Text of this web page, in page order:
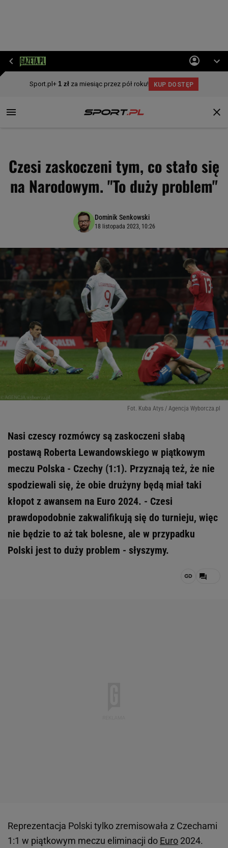
Czesi zaskoczeni tym, co stało się
na Narodowym. "To duży problem"
Dominik Senkowski
18 listopada 2023, 10:26
Fot. Kuba Atys / Agencja Wyborcza.pl
Nasi czescy rozmówcy są zaskoczeni słabą
postawą Roberta Lewandowskiego w piątkowym
meczu Polska - Czechy (1:1). Przyznają też, że nie
spodziewali się, że obie drużyny będą miał taki
kłopot z awansem na Euro 2024. - Czesi
prawdopodobnie zakwalifikują się do turnieju, więc
nie będzie to aż tak bolesne, ale w przypadku
Polski jest to duży problem - słyszymy.
Reprezentacja Polski tylko zremisowała z Czechami
1:1 w piątkowym meczu eliminacji do Euro 2024.